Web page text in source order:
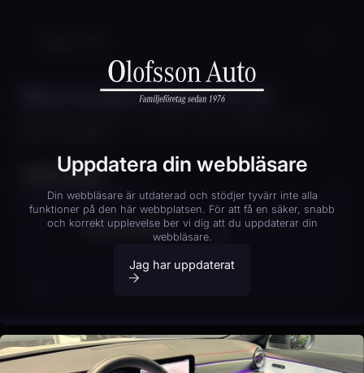
Uppdatera din webbläsare
Din webbläsare är utdaterad och stödjer tyvärr inte alla
funktioner på den här webbplatsen. För att få en säker, snabb
och korrekt upplevelse ber vi dig att du uppdaterar din
webbläsare.
Jag har uppdaterat
Mercedes-Benz CLA
378 500
Finansieringskalkylator
KONTANTINSATS 20% (75 700
12 mån 24 mån 36 mån
65%
HFN 84C KOPIERA
Boka provkörning